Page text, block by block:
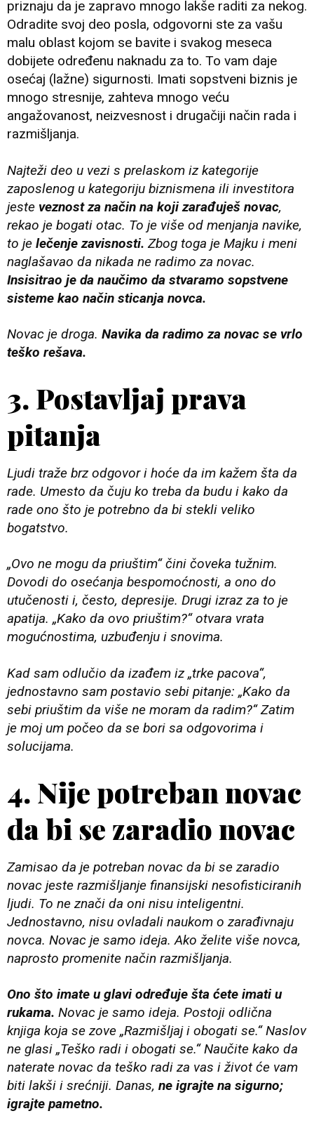
priznaju da je zapravo mnogo lakše raditi za nekog.
Odradite svoj deo posla, odgovorni ste za vašu
malu oblast kojom se bavite i svakog meseca
dobijete određenu naknadu za to. To vam daje
osećaj (lažne) sigurnosti. Imati sopstveni biznis je
mnogo stresnije, zahteva mnogo veću
angažovanost, neizvesnost i drugačiji način rada i
razmišljanja.
Najteži deo u vezi s prelaskom iz kategorije
zaposlenog u kategoriju biznismena ili investitora
jeste veznost za način na koji zarađuješ novac,
rekao je bogati otac. To je više od menjanja navike,
to je lečenje zavisnosti. Zbog toga je Majku i meni
naglašavao da nikada ne radimo za novac.
Insisitrao je da naučimo da stvaramo sopstvene
sisteme kao način sticanja novca.
Novac je droga. Navika da radimo za novac se vrlo
teško rešava.
3. Postavljaj prava
pitanja
Ljudi traže brz odgovor i hoće da im kažem šta da
rade. Umesto da čuju ko treba da budu i kako da
rade ono što je potrebno da bi stekli veliko
bogatstvo.
„Ovo ne mogu da priuštim“ čini čoveka tužnim.
Dovodi do osećanja bespomoćnosti, a ono do
utučenosti i, često, depresije. Drugi izraz za to je
apatija. „Kako da ovo priuštim?“ otvara vrata
mogućnostima, uzbuđenju i snovima.
Kad sam odlučio da izađem iz „trke pacova“,
jednostavno sam postavio sebi pitanje: „Kako da
sebi priuštim da više ne moram da radim?“ Zatim
je moj um počeo da se bori sa odgovorima i
solucijama.
4. Nije potreban novac
da bi se zaradio novac
Zamisao da je potreban novac da bi se zaradio
novac jeste razmišljanje finansijski nesofisticiranih
ljudi. To ne znači da oni nisu inteligentni.
Jednostavno, nisu ovladali naukom o zarađivnaju
novca. Novac je samo ideja. Ako želite više novca,
naprosto promenite način razmišljanja.
Ono što imate u glavi određuje šta ćete imati u
rukama. Novac je samo ideja. Postoji odlična
knjiga koja se zove „Razmišljaj i obogati se.“ Naslov
ne glasi „Teško radi i obogati se.“ Naučite kako da
naterate novac da teško radi za vas i život će vam
biti lakši i srećniji. Danas, ne igrajte na sigurno;
igrajte pametno.